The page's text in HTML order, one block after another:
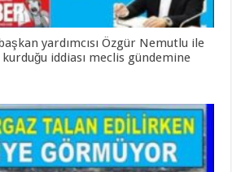
yardımcısı Özgür Nemutlu ile
iddiası meclis gündemine